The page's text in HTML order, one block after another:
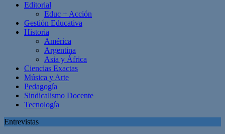
Editorial
Educ + Acción
Gestión Educativa
Historia
América
Argentina
Asia y África
Ciencias Exactas
Música y Arte
Pedagogía
Sindicalismo Docente
Tecnología
Entrevistas